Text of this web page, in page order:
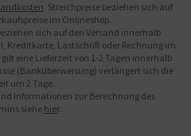
. Streichpreise beziehen sich auf
im Onlineshop.
sich auf den Versand innerhalb
Kreditkarte, Lastschrift oder Rechnung im
eine Lieferzeit von 1-2 Tagen innerhalb
(Banküberweisung) verlängert sich die
um 2 Tage.
Informationen zur Berechnung des
siehe hier.